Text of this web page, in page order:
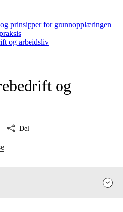
prinsipper for grunnopplæringen
og arbeidsliv
og
Del